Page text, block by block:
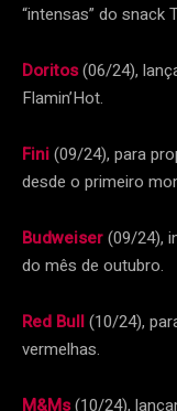
“intensas” do snack
Doritos(06/24),
Flamin’Hot.
Fini(09/24), para
desde o primeiro
Budweiser(09/24),
do mês de outubro.
Red Bull(10/24),
vermelhas.
M&Ms(10/24),